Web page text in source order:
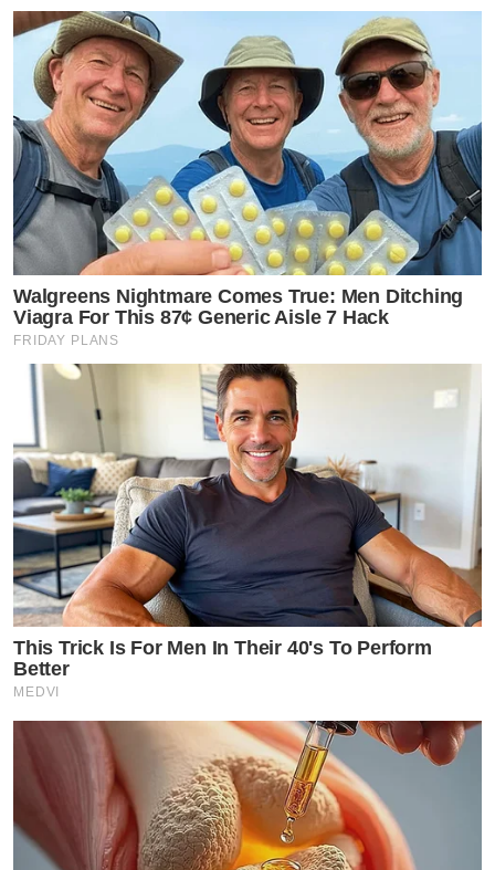
Walgreens Nightmare Comes True: Men Ditching
Viagra For This 87¢ Generic Aisle 7 Hack
FRIDAY PLANS
This Trick Is For Men In Their 40's To Perform
Better
MEDVI